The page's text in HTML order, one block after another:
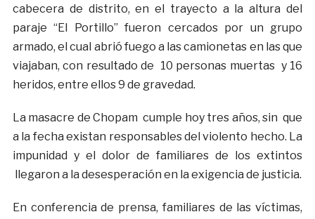
cabecera de distrito, en el trayecto a la altura del
paraje “El Portillo” fueron cercados por un grupo
armado, el cual abrió fuego a las camionetas en las que
viajaban, con resultado de 10 personas muertas y 16
heridos, entre ellos 9 de gravedad.
La masacre de Chopam cumple hoy tres años, sin que
a la fecha existan responsables del violento hecho. La
impunidad y el dolor de familiares de los extintos
llegaron a la desesperación en la exigencia de justicia.
En conferencia de prensa, familiares de las víctimas,